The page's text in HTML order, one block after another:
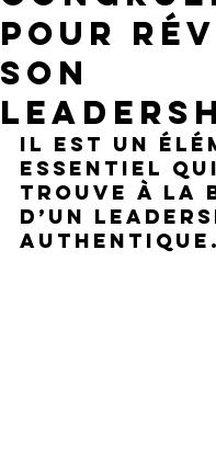
pour
son
Il est un
essentiel
trouve à la
d’un
authentique.